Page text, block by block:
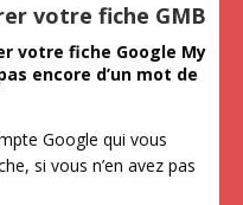
votre fiche GMB
votre fiche Google My
encore d’un mot de
Google qui vous
si vous n’en avez pas